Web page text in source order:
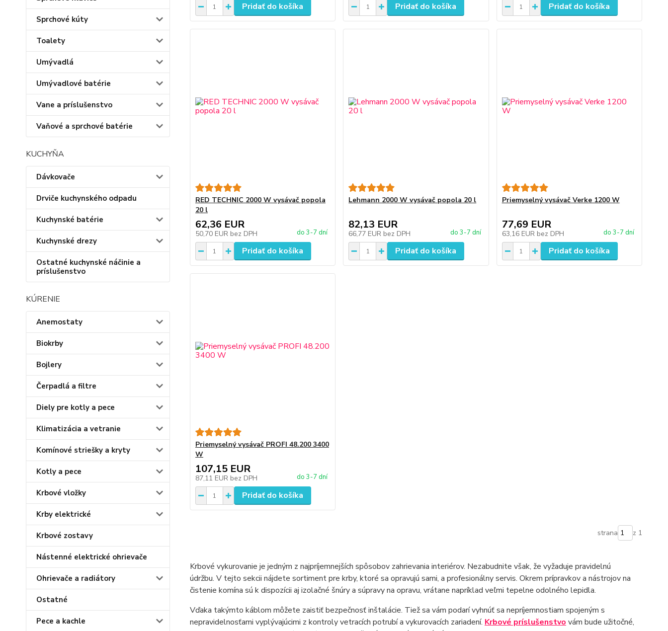
Sprchové kúty
Toalety
Umývadlá
Umývadlové batérie
Vane a príslušenstvo
Vaňové a sprchové batérie
KUCHYŇA
Dávkovače
Drviče kuchynského odpadu
Kuchynské batérie
Kuchynské drezy
Ostatné kuchynské náčinie a
príslušenstvo
KÚRENIE
Anemostaty
Biokrby
Bojlery
Čerpadlá a filtre
Diely pre kotly a pece
Klimatizácia a vetranie
Komínové striešky a kryty
Kotly a pece
Krbové vložky
Krby elektrické
Krbové zostavy
Nástenné elektrické ohrievače
Ohrievače a radiátory
Ostatné
Pece a kachle
Pridať do košíka Pridať do košíka Pridať do košíka
RED TECHNIC 2000 W vysávač popola
20 l
62,36 EUR
50,70 EUR bez DPH do 3-7 dní
Pridať do košíka
Lehmann 2000 W vysávač popola 20 l
82,13 EUR
66,77 EUR bez DPH do 3-7 dní
Pridať do košíka
Priemyselný vysávač Verke 1200 W
77,69 EUR
63,16 EUR bez DPH do 3-7 dní
Pridať do košíka
Priemyselný vysávač PROFI 48.200 3400
W
107,15 EUR
87,11 EUR bez DPH do 3-7 dní
Pridať do košíka
strana z 1
Krbové vykurovanie je jedným z najpríjemnejších spôsobov zahrievania interiérov. Nezabudnite však, že vyžaduje pravidelnú
údržbu. V tejto sekcii nájdete sortiment pre krby, ktoré sa opravujú sami, a profesionálny servis. Okrem prípravkov a nástrojov na
čistenie komína sú k dispozícii aj izolačné šnúry a súpravy na opravu, vrátane napríklad veľmi tepelne odolného lepidla.
Vďaka takýmto káblom môžete zaistiť bezpečnosť inštalácie. Tiež sa vám podarí vyhnúť sa nepríjemnostiam spojeným s
nepravidelnosťami vyplývajúcimi z kontroly vetracích potrubí a vykurovacích zariadení. Krbové príslušenstvo vám bude užitočné,